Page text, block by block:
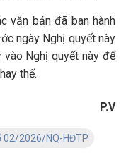
văn bản đã ban hành
ngày Nghị quyết này
Nghị quyết này để
thế.
P.V
02/2026/NQ-HĐTP